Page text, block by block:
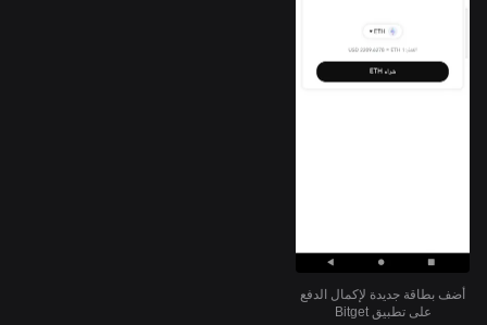
أضف بطاقة جديدة لإكمال الدفع
على تطبيق Bitget